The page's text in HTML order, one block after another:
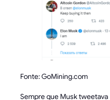
Fonte: GoMining.com
Sempre que Musk tweetava